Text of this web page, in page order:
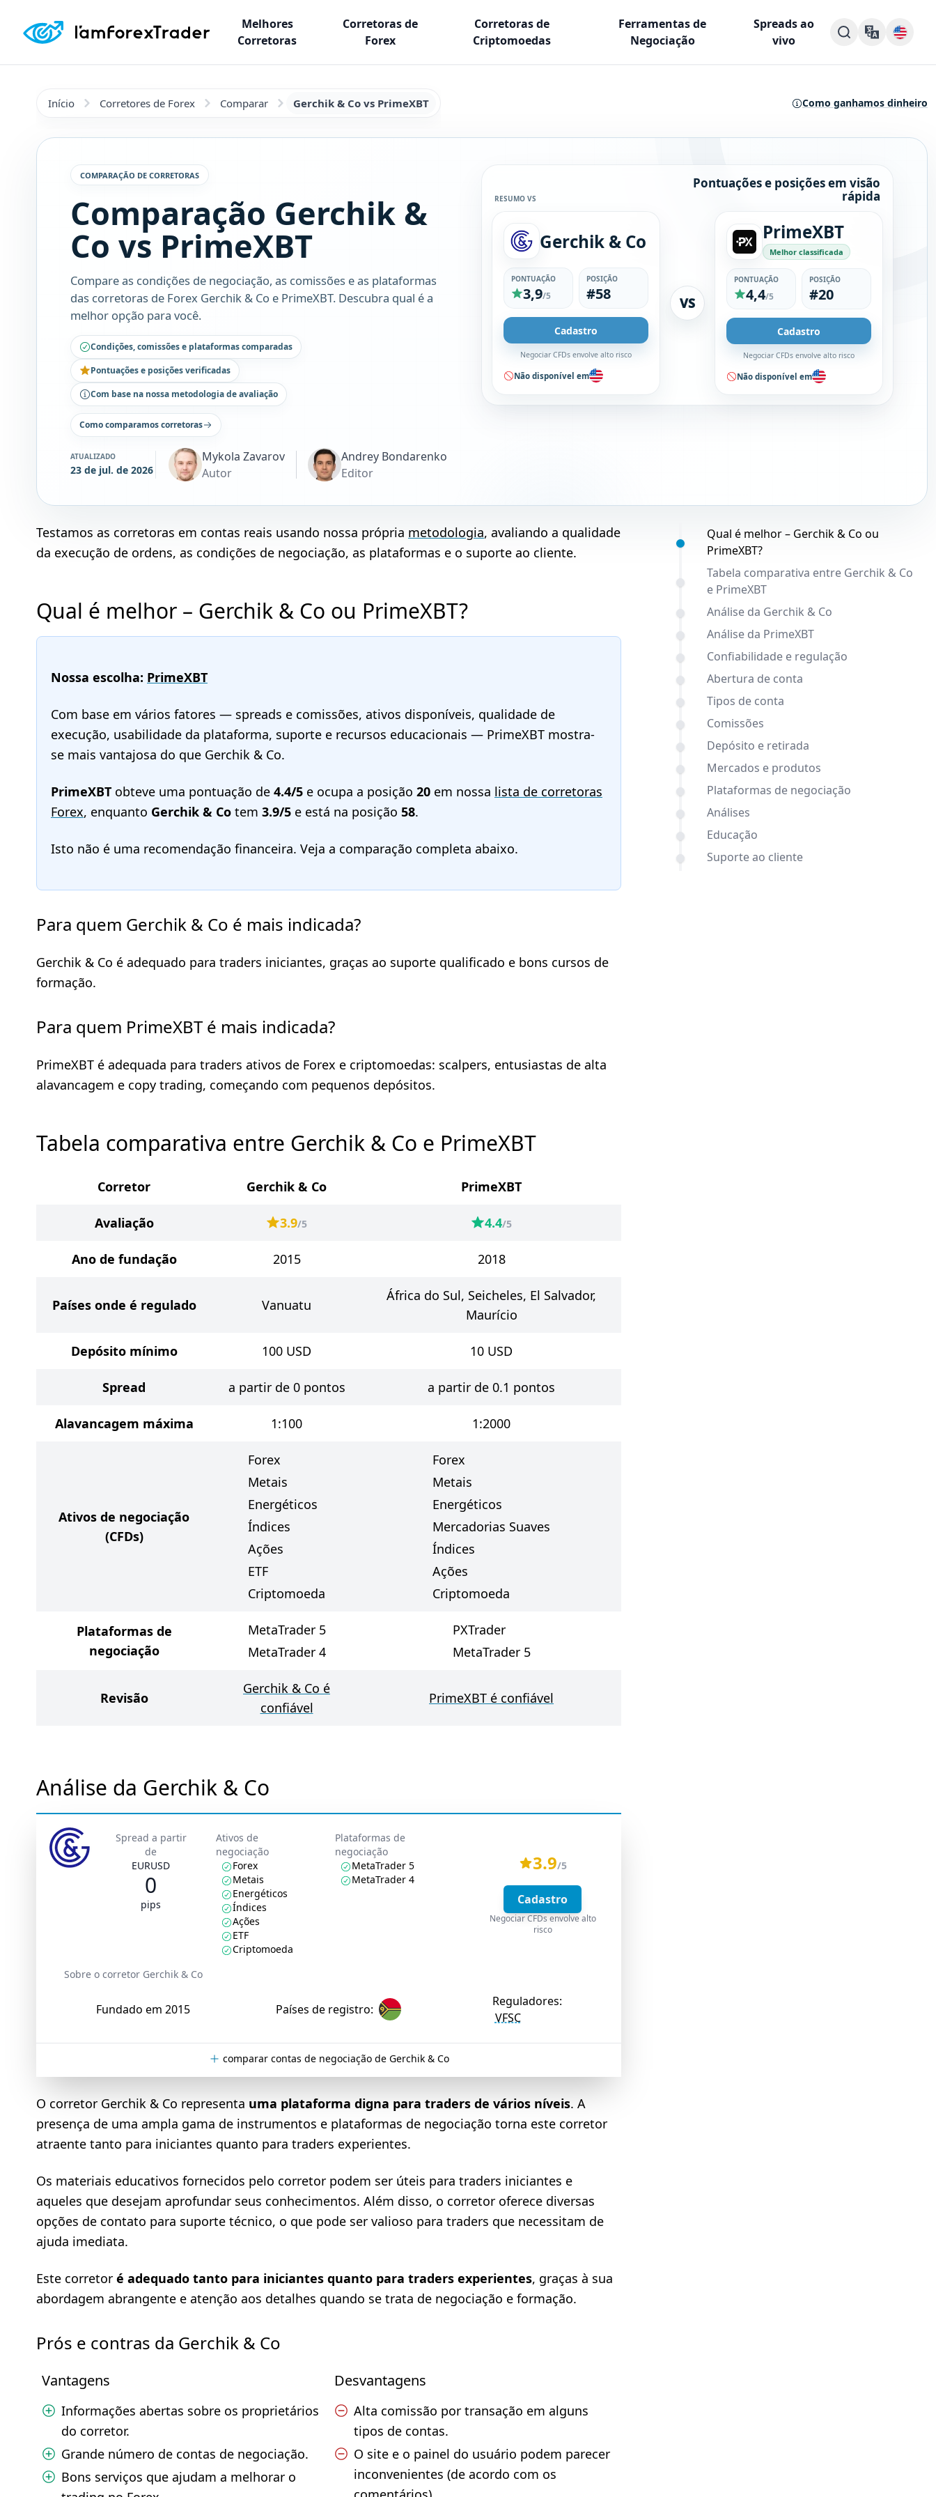
Melhores
Corretoras
Corretoras de
Forex
Corretoras de
Criptomoedas
Ferramentas de
Negociação
Spreads ao
vivo
Início Corretores de Forex Comparar Gerchik & Co vs PrimeXBT Como ganhamos dinheiro
COMPARAÇÃO DE CORRETORAS
Comparação Gerchik &
Co vs PrimeXBT
Compare as condições de negociação, as comissões e as plataformas
das corretoras de Forex Gerchik & Co e PrimeXBT. Descubra qual é a
melhor opção para você.
RESUMO VS
Pontuações e posições em visão
rápida
Gerchik & Co
PONTUAÇÃO
3,9/5
POSIÇÃO
#58
Cadastro
Negociar CFDs envolve alto risco
Não disponível em
VS
PrimeXBT
Melhor classificada
PONTUAÇÃO
4,4/5
POSIÇÃO
#20
Cadastro
Negociar CFDs envolve alto risco
Não disponível em
Condições, comissões e plataformas comparadas
Pontuações e posições verificadas
Com base na nossa metodologia de avaliação
Como comparamos corretoras
ATUALIZADO
23 de jul. de 2026
Mykola Zavarov
Autor
Andrey Bondarenko
Editor
Qual é melhor – Gerchik & Co ou
PrimeXBT?
Tabela comparativa entre Gerchik & Co
e PrimeXBT
Análise da Gerchik & Co
Análise da PrimeXBT
Confiabilidade e regulação
Abertura de conta
Tipos de conta
Comissões
Depósito e retirada
Mercados e produtos
Plataformas de negociação
Análises
Educação
Suporte ao cliente
Testamos as corretoras em contas reais usando nossa própria metodologia, avaliando a qualidade
da execução de ordens, as condições de negociação, as plataformas e o suporte ao cliente.
Qual é melhor – Gerchik & Co ou PrimeXBT?
Nossa escolha: PrimeXBT
Com base em vários fatores — spreads e comissões, ativos disponíveis, qualidade de
execução, usabilidade da plataforma, suporte e recursos educacionais — PrimeXBT mostra-
se mais vantajosa do que Gerchik & Co.
PrimeXBT obteve uma pontuação de 4.4/5 e ocupa a posição 20 em nossa lista de corretoras
Forex, enquanto Gerchik & Co tem 3.9/5 e está na posição 58.
Isto não é uma recomendação financeira. Veja a comparação completa abaixo.
Para quem Gerchik & Co é mais indicada?
Gerchik & Co é adequado para traders iniciantes, graças ao suporte qualificado e bons cursos de
formação.
Para quem PrimeXBT é mais indicada?
PrimeXBT é adequada para traders ativos de Forex e criptomoedas: scalpers, entusiastas de alta
alavancagem e copy trading, começando com pequenos depósitos.
Tabela comparativa entre Gerchik & Co e PrimeXBT
Corretor Gerchik & Co PrimeXBT
Avaliação 3.9/5 4.4/5
Ano de fundação 2015 2018
Países onde é regulado Vanuatu
África do Sul, Seicheles, El Salvador,
Maurício
Depósito mínimo 100 USD 10 USD
Spread a partir de 0 pontos a partir de 0.1 pontos
Alavancagem máxima 1:100 1:2000
Ativos de negociação
(CFDs)
Forex
Metais
Energéticos
Índices
Ações
ETF
Criptomoeda
Forex
Metais
Energéticos
Mercadorias Suaves
Índices
Ações
Criptomoeda
Plataformas de
negociação
MetaTrader 5
MetaTrader 4
PXTrader
MetaTrader 5
Revisão
Gerchik & Co é
confiável
PrimeXBT é confiável
Análise da Gerchik & Co
Spread a partir
de
EURUSD
0
pips
Ativos de
negociação
Forex
Metais
Energéticos
Índices
Ações
ETF
Criptomoeda
Plataformas de
negociação
MetaTrader 5
MetaTrader 4
3.9/5
Cadastro
Negociar CFDs envolve alto
risco
Sobre o corretor Gerchik & Co
Fundado em 2015 Países de registro:
Reguladores:
VFSC
comparar contas de negociação de Gerchik & Co
O corretor Gerchik & Co representa uma plataforma digna para traders de vários níveis. A
presença de uma ampla gama de instrumentos e plataformas de negociação torna este corretor
atraente tanto para iniciantes quanto para traders experientes.
Os materiais educativos fornecidos pelo corretor podem ser úteis para traders iniciantes e
aqueles que desejam aprofundar seus conhecimentos. Além disso, o corretor oferece diversas
opções de contato para suporte técnico, o que pode ser valioso para traders que necessitam de
ajuda imediata.
Este corretor é adequado tanto para iniciantes quanto para traders experientes, graças à sua
abordagem abrangente e atenção aos detalhes quando se trata de negociação e formação.
Prós e contras da Gerchik & Co
Vantagens
Informações abertas sobre os proprietários
do corretor.
Grande número de contas de negociação.
Bons serviços que ajudam a melhorar o
Desvantagens
Alta comissão por transação em alguns
tipos de contas.
O site e o painel do usuário podem parecer
inconvenientes (de acordo com os